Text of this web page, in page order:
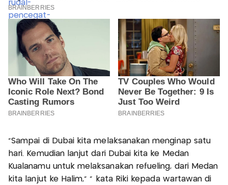
"Sampai di Dubai kita melaksanakan menginap satu
hari. Kemudian lanjut dari Dubai kita ke Medan
Kualanamu untuk melaksanakan refueling, dari Medan
kita lanjut ke Halim,” " kata Riki kepada wartawan di